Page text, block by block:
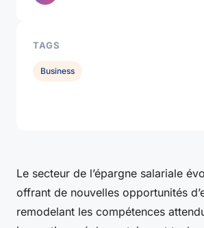
Le secteur de l’épargne salariale
offrant de nouvelles opportunités
remodelant les compétences
TAGS
Business